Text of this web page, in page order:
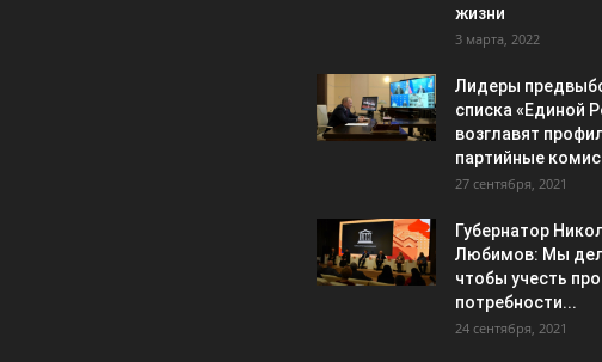
жизни
3 марта, 2022
Лидеры
списка «Единой
возглавят
партийные
27 сентября, 2021
Губернатор
Любимов: Мы
чтобы учесть
потребности...
24 сентября, 2021